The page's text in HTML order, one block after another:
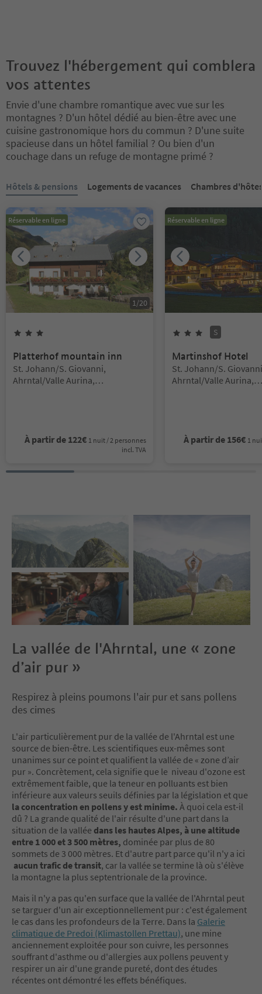
Trouvez l'hébergement qui comblera
vos attentes
Envie d'une chambre romantique avec vue sur les
montagnes ? D'un hôtel dédié au bien-être avec une
cuisine gastronomique hors du commun ? D'une suite
spacieuse dans un hôtel familial ? Ou bien d'un
couchage dans un refuge de montagne primé ?
Hôtels & pensions Logements de vacances Chambres
Réservable en ligne
1 /20
Platterhof mountain inn
Emplacement:
St. Johann/S. Giovanni,
Ahrntal/Valle Aurina,
À partir de 122€ 1 nuit / 2 personnes
incl. TVA
Réservable en ligne
Étoiles
S
Martinshof Hotel
Emplacement:
St. Johann/S.
Ahrntal/Valle Aurina,
À partir de 156€ 1
La vallée de l'Ahrntal, une « zone
d’air pur »
Respirez à pleins poumons l'air pur et sans pollens
des cimes
L'air particulièrement pur de la vallée de l'Ahrntal est une
source de bien-être. Les scientifiques eux-mêmes sont
unanimes sur ce point et qualifient la vallée de « zone d’air
pur ». Concrètement, cela signifie que le niveau d'ozone est
extrêmement faible, que la teneur en polluants est bien
inférieure aux valeurs seuils définies par la législation et que
la concentration en pollens y est minime. À quoi cela est-il
dû ? La grande qualité de l'air résulte d'une part dans la
situation de la vallée dans les hautes Alpes, à une altitude
entre 1 000 et 3 500 mètres, dominée par plus de 80
sommets de 3 000 mètres. Et d'autre part parce qu'il n'y a ici
aucun trafic de transit, car la vallée se termine là où s'élève
la montagne la plus septentrionale de la province.
Mais il n'y a pas qu'en surface que la vallée de l'Ahrntal peut
se targuer d'un air exceptionnellement pur : c'est également
le cas dans les profondeurs de la Terre. Dans la Galerie
climatique de Predoi (Klimastollen Prettau), une mine
anciennement exploitée pour son cuivre, les personnes
souffrant d'asthme ou d'allergies aux pollens peuvent y
respirer un air d'une grande pureté, dont des études
récentes ont démontré les effets bénéfiques.